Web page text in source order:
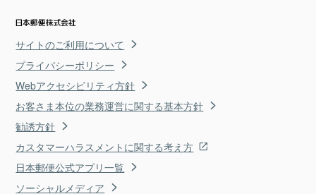
サイトのご利用について
プライバシーポリシー
Webアクセシビリティ方針
お客さま本位の業務運営に関する基本方針
勧誘方針
カスタマーハラスメントに関する考え方
日本郵便公式アプリ一覧
ソーシャルメディア